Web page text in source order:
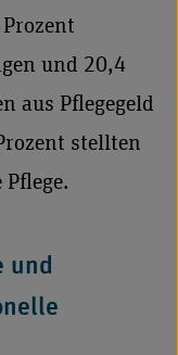
und 20,4
aus Pflegegeld
stellten
und